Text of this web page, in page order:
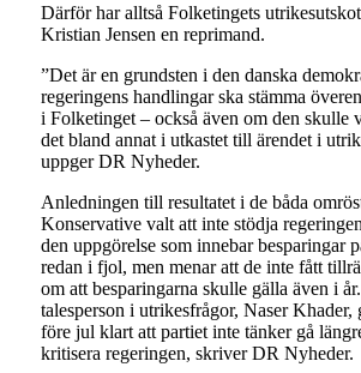
Därför har alltså Folketingets
Kristian Jensen en reprimand.
”Det är en grundsten i den danska
regeringens handlingar ska stämma
i Folketinget – också även om den skulle
det bland annat i utkastet till ärendet i
uppger DR Nyheder.
Anledningen till resultatet i de båda
Konservative valt att inte stödja
den uppgörelse som innebar besparingar
redan i fjol, men menar att de inte fått
om att besparingarna skulle gälla även i
talesperson i utrikesfrågor, Naser Khader,
före jul klart att partiet inte tänker gå
kritisera regeringen, skriver DR Nyheder.